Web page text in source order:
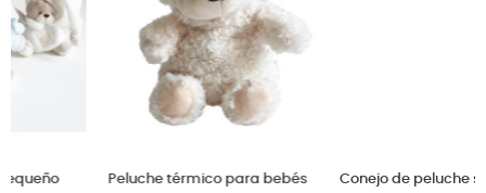
Conejo de peluche super
Doudou para bebé con